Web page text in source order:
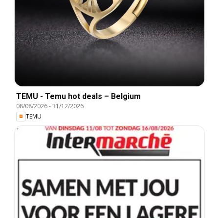
TEMU - Temu hot deals – Belgium
08/08/2026-31/12/2026
TEMU